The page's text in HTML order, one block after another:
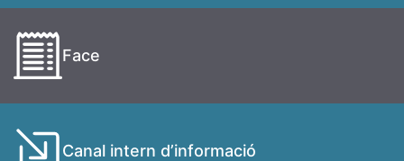
Face
Canal intern d’informació